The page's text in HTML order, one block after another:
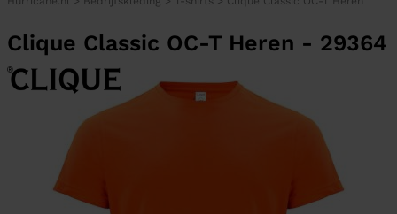
Clique Classic OC-T Heren - 29364